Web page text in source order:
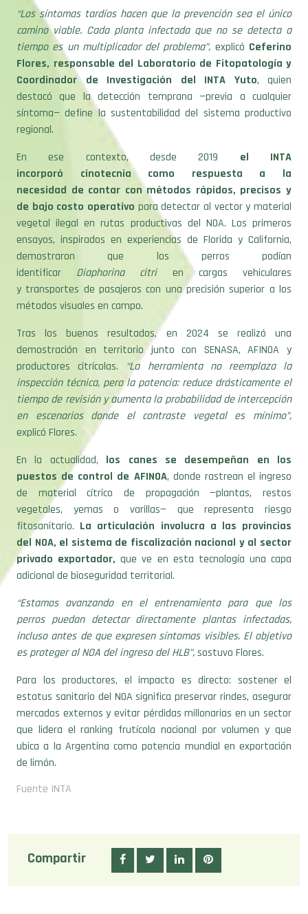
camino viable. Cada planta infectada que no se detecta a
tiempo es un multiplicador del problema”,explicóCeferino
Flores, responsable del Laboratorio de Fitopatología y
Coordinador de Investigación del INTA Yuto, quien
destacó que la detección temprana —previa a cualquier
síntoma— define la sustentabilidad del sistema productivo
regional.
En ese contexto, desde 2019
incorporó cinotecnia como respuesta a la
necesidad de contar con métodos rápidos, precisos y
de bajo costo operativopara detectar al vector y material
vegetal ilegal en rutas productivas del NOA. Los primeros
ensayos, inspirados en experiencias de Florida y California,
demostraron que los perros podían
identificar
Diaphorina citrien cargas vehiculares
y transportes de pasajeros con una precisión superior a los
métodos visuales en campo.
Tras los buenos resultados, en 2024 se realizó una
demostración en territorio junto con SENASA, AFINOA y
productores citrícolas.“La herramienta no reemplaza la
inspección técnica, pero la potencia: reduce drásticamente el
tiempo de revisión y aumenta la probabilidad de intercepción
en escenarios donde el contraste vegetal es mínimo”,
explicó Flores.
En la actualidad
puestos de control de AFINOA, donde rastrean el ingreso
de material cítrico de propagación —plantas, restos
vegetales, yemas o varillas— que representa riesgo
fitosanitario.La articulación involucra a las provincias
del NOA, el sistema de fiscalización nacional y al sector
privado exportador,que ve en esta tecnología una capa
adicional de bioseguridad territorial.
“Estamos avanzando en el entrenamiento para que los
perros puedan detectar directamente plantas infectadas,
incluso antes de que expresen síntomas visibles. El objetivo
es proteger al NOA del ingreso del HLB”,sostuvo Flores.
Para los productores, el impacto es directo: sostener el
estatus sanitario del NOA significa preservar rindes, asegurar
mercados externos y evitar pérdidas millonarias en un sector
que lidera el ranking frutícola nacional por volumen y que
ubica a la Argentina como potencia mundial en exportación
de limón.
Fuente INTA
Compartir